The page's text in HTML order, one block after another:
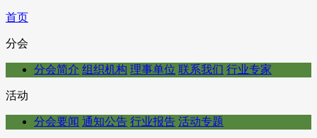
首页
分会
分会简介 组织机构 理事单位 联系我们 行业专家
活动
分会要闻 通知公告 行业报告 活动专题